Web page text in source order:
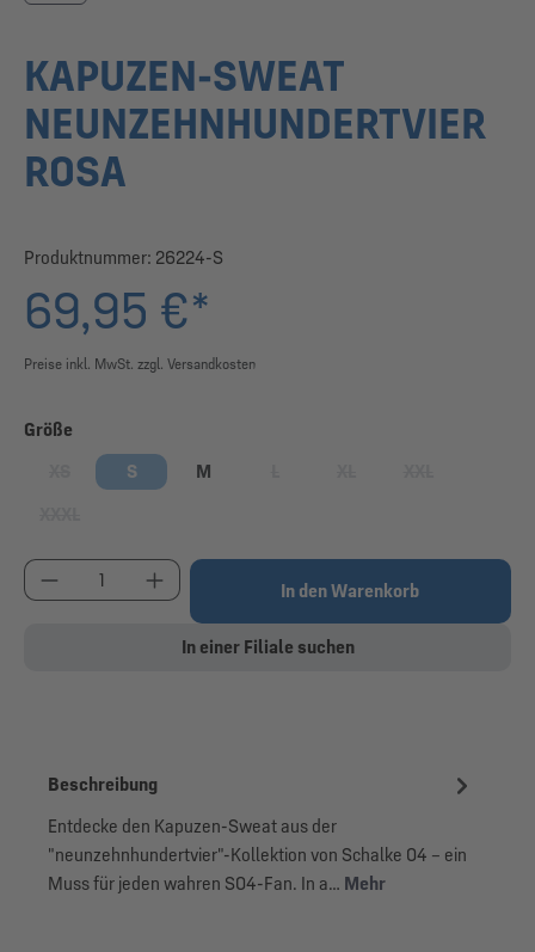
KAPUZEN-SWEAT
NEUNZEHNHUNDERTVIER
ROSA
Produktnummer: 26224-S
69,95 €*
Preise inkl. MwSt. zzgl. Versandkosten
Größe
(Diese Option ist zurzeit nicht verfügbar.)
S M
Produkt Anzahl: Gib den gewünschten Wert ein
In den Warenkorb
In einer Filiale suchen
Beschreibung
Entdecke den Kapuzen-Sweat aus der
"neunzehnhundertvier"-Kollektion von Schalke 04 – ein
Muss für jeden wahren S04-Fan. In a… Mehr